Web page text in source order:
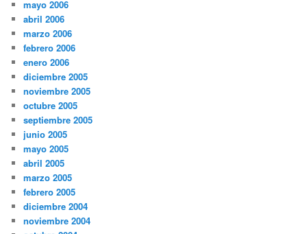
mayo 2006
abril 2006
marzo 2006
febrero 2006
enero 2006
diciembre 2005
noviembre 2005
octubre 2005
septiembre 2005
junio 2005
mayo 2005
abril 2005
marzo 2005
febrero 2005
diciembre 2004
noviembre 2004